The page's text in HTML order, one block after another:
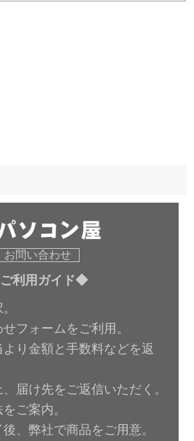
お問い合わせ
利用ガイド◆
フォームをご利用。
り金額と手数料などを返
届け先をご返信いただく。
ご案内。
、弊社で商品をご用意。